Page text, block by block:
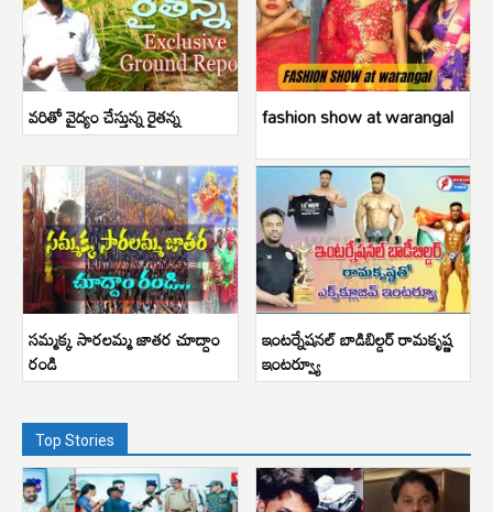
వరితో వైద్యం చేస్తున్న రైతన్న fashion show at warangal
సమ్మక్క సారలమ్మ జాతర చూద్దాం
రండి
ఇంటర్నేషనల్ బాడిబిల్డర్ రామకృష్ణ
ఇంటర్వ్యూ
Top Stories